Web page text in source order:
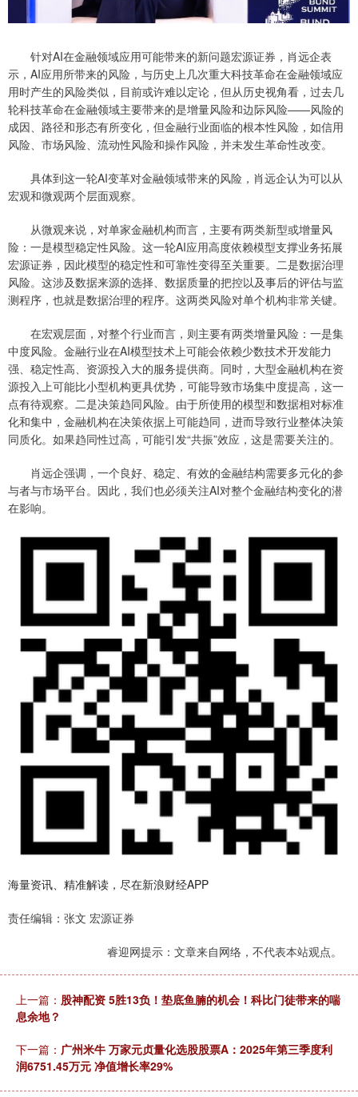
针对AI在金融领域应用可能带来的新问题宏源证券，肖远企表
示，AI应用所带来的风险，与历史上几次重大科技革命在金融领域应
用时产生的风险类似，目前或许难以定论，但从历史视角看，过去几
轮科技革命在金融领域主要带来的是增量风险和边际风险——风险的
成因、路径和形态有所变化，但金融行业面临的根本性风险，如信用
风险、市场风险、流动性风险和操作风险，并未发生革命性改变。
具体到这一轮AI变革对金融领域带来的风险，肖远企认为可以从
宏观和微观两个层面观察。
从微观来说，对单家金融机构而言，主要有两类新型或增量风
险：一是模型稳定性风险。这一轮AI应用高度依赖模型支撑业务拓展
宏源证券，因此模型的稳定性和可靠性变得至关重要。二是数据治理
风险。这涉及数据来源的选择、数据质量的把控以及事后的评估与监
测程序，也就是数据治理的程序。这两类风险对单个机构非常关键。
在宏观层面，对整个行业而言，则主要有两类增量风险：一是集
中度风险。金融行业在AI模型技术上可能会依赖少数技术开发能力
强、稳定性高、资源投入大的服务提供商。同时，大型金融机构在资
源投入上可能比小型机构更具优势，可能导致市场集中度提高，这一
点有待观察。二是决策趋同风险。由于所使用的模型和数据相对标准
化和集中，金融机构在决策依据上可能趋同，进而导致行业整体决策
同质化。如果趋同性过高，可能引发“共振”效应，这是需要关注的。
肖远企强调，一个良好、稳定、有效的金融结构需要多元化的参
与者与市场平台。因此，我们也必须关注AI对整个金融结构变化的潜
在影响。
海量资讯、精准解读，尽在新浪财经APP
责任编辑：张文 宏源证券
睿迎网提示：文章来自网络，不代表本站观点。
上一篇： 股神配资 5胜13负！垫底鱼腩的机会！科比门徒带来的喘
息余地？
下一篇： 广州米牛 万家元贞量化选股股票A：2025年第三季度利
润6751.45万元 净值增长率29%